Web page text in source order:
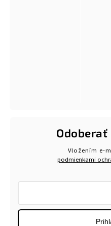
Vložením e-
podmienkami